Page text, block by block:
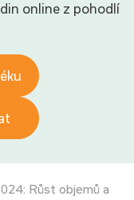
online z pohodlí
Růst objemů a